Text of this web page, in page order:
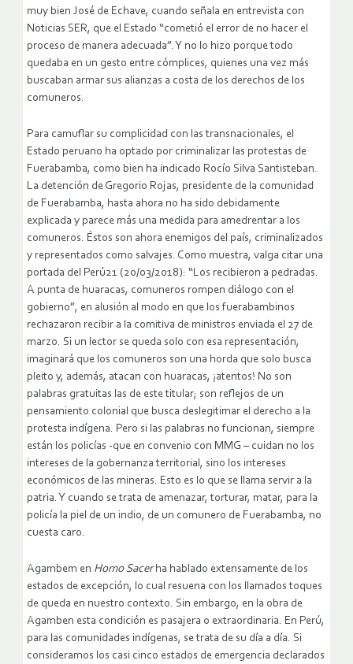
muy bien José de Echave, cuando señala en entrevista con
Noticias SER, que el Estado “cometió el error de no hacer el
proceso de manera adecuada”. Y no lo hizo porque todo
quedaba en un gesto entre cómplices, quienes una vez más
buscaban armar sus alianzas a costa de los derechos de los
comuneros.
Para camuflar su complicidad con las transnacionales, el
Estado peruano ha optado por criminalizar las protestas de
Fuerabamba, como bien ha indicado Rocío Silva Santisteban.
La detención de Gregorio Rojas, presidente de la comunidad
de Fuerabamba, hasta ahora no ha sido debidamente
explicada y parece más una medida para amedrentar a los
comuneros. Éstos son ahora enemigos del país, criminalizados
y representados como salvajes. Como muestra, valga citar una
portada del Perú21 (20/03/2018): “Los recibieron a pedradas.
A punta de huaracas, comuneros rompen diálogo con el
gobierno”, en alusión al modo en que los fuerabambinos
rechazaron recibir a la comitiva de ministros enviada el 27 de
marzo. Si un lector se queda solo con esa representación,
imaginará que los comuneros son una horda que solo busca
pleito y, además, atacan con huaracas, ¡atentos! No son
palabras gratuitas las de este titular; son reflejos de un
pensamiento colonial que busca deslegitimar el derecho a la
protesta indígena. Pero si las palabras no funcionan, siempre
están los policías -que en convenio con MMG – cuidan no los
intereses de la gobernanza territorial, sino los intereses
económicos de las mineras. Esto es lo que se llama servir a la
patria. Y cuando se trata de amenazar, torturar, matar, para la
policía la piel de un indio, de un comunero de Fuerabamba, no
cuesta caro.
Agambem en Homo Sacer ha hablado extensamente de los
estados de excepción, lo cual resuena con los llamados toques
de queda en nuestro contexto. Sin embargo, en la obra de
Agamben esta condición es pasajera o extraordinaria. En Perú,
para las comunidades indígenas, se trata de su día a día. Si
consideramos los casi cinco estados de emergencia declarados